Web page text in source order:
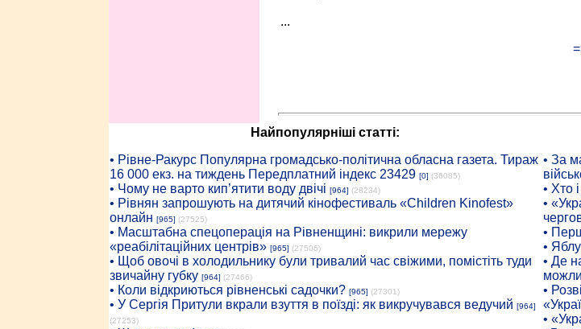
...
Найпопулярніші статті:
• Рiвне-Ракурс Популярна громадсько-політична обласна газета. Тираж
16 000 екз. на тиждень Передплатний індекс 23429 [0] (36085)
• Чому не варто кип’ятити воду двічі [964] (28234)
• Рівнян запрошують на дитячий кінофестиваль «Children Kinofest»
онлайн [965] (27525)
• Масштабна спецоперація на Рівненщині: викрили мережу
«реабілітаційних центрів» [965] (27506)
• Щоб овочі в холодильнику були тривалий час свіжими, помістіть туди
звичайну губку [964] (27466)
• Коли відкриються рівненські садочки? [965] (27301)
• У Сергія Притули вкрали взуття в поїзді: як викручувався ведучий [964]
(27253)
• За
• Хто
•
•
•
• Де
•
•